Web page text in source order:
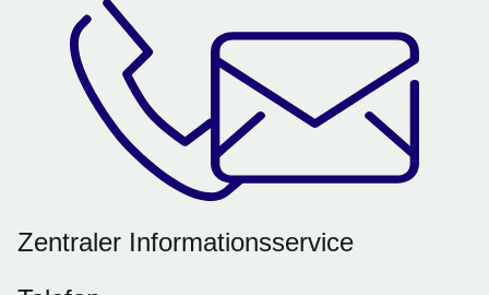
Zentraler Informationsservice